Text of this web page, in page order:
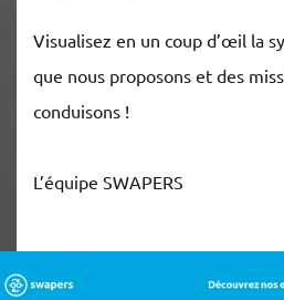
Visualisez en un coup d’œil la
que nous proposons et des
conduisons !
L’équipe SWAPERS